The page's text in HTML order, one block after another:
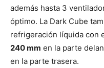
además hasta 3
óptimo. La Dark Cube
refrigeración líquida con
240 mm en la parte
en la parte trasera.